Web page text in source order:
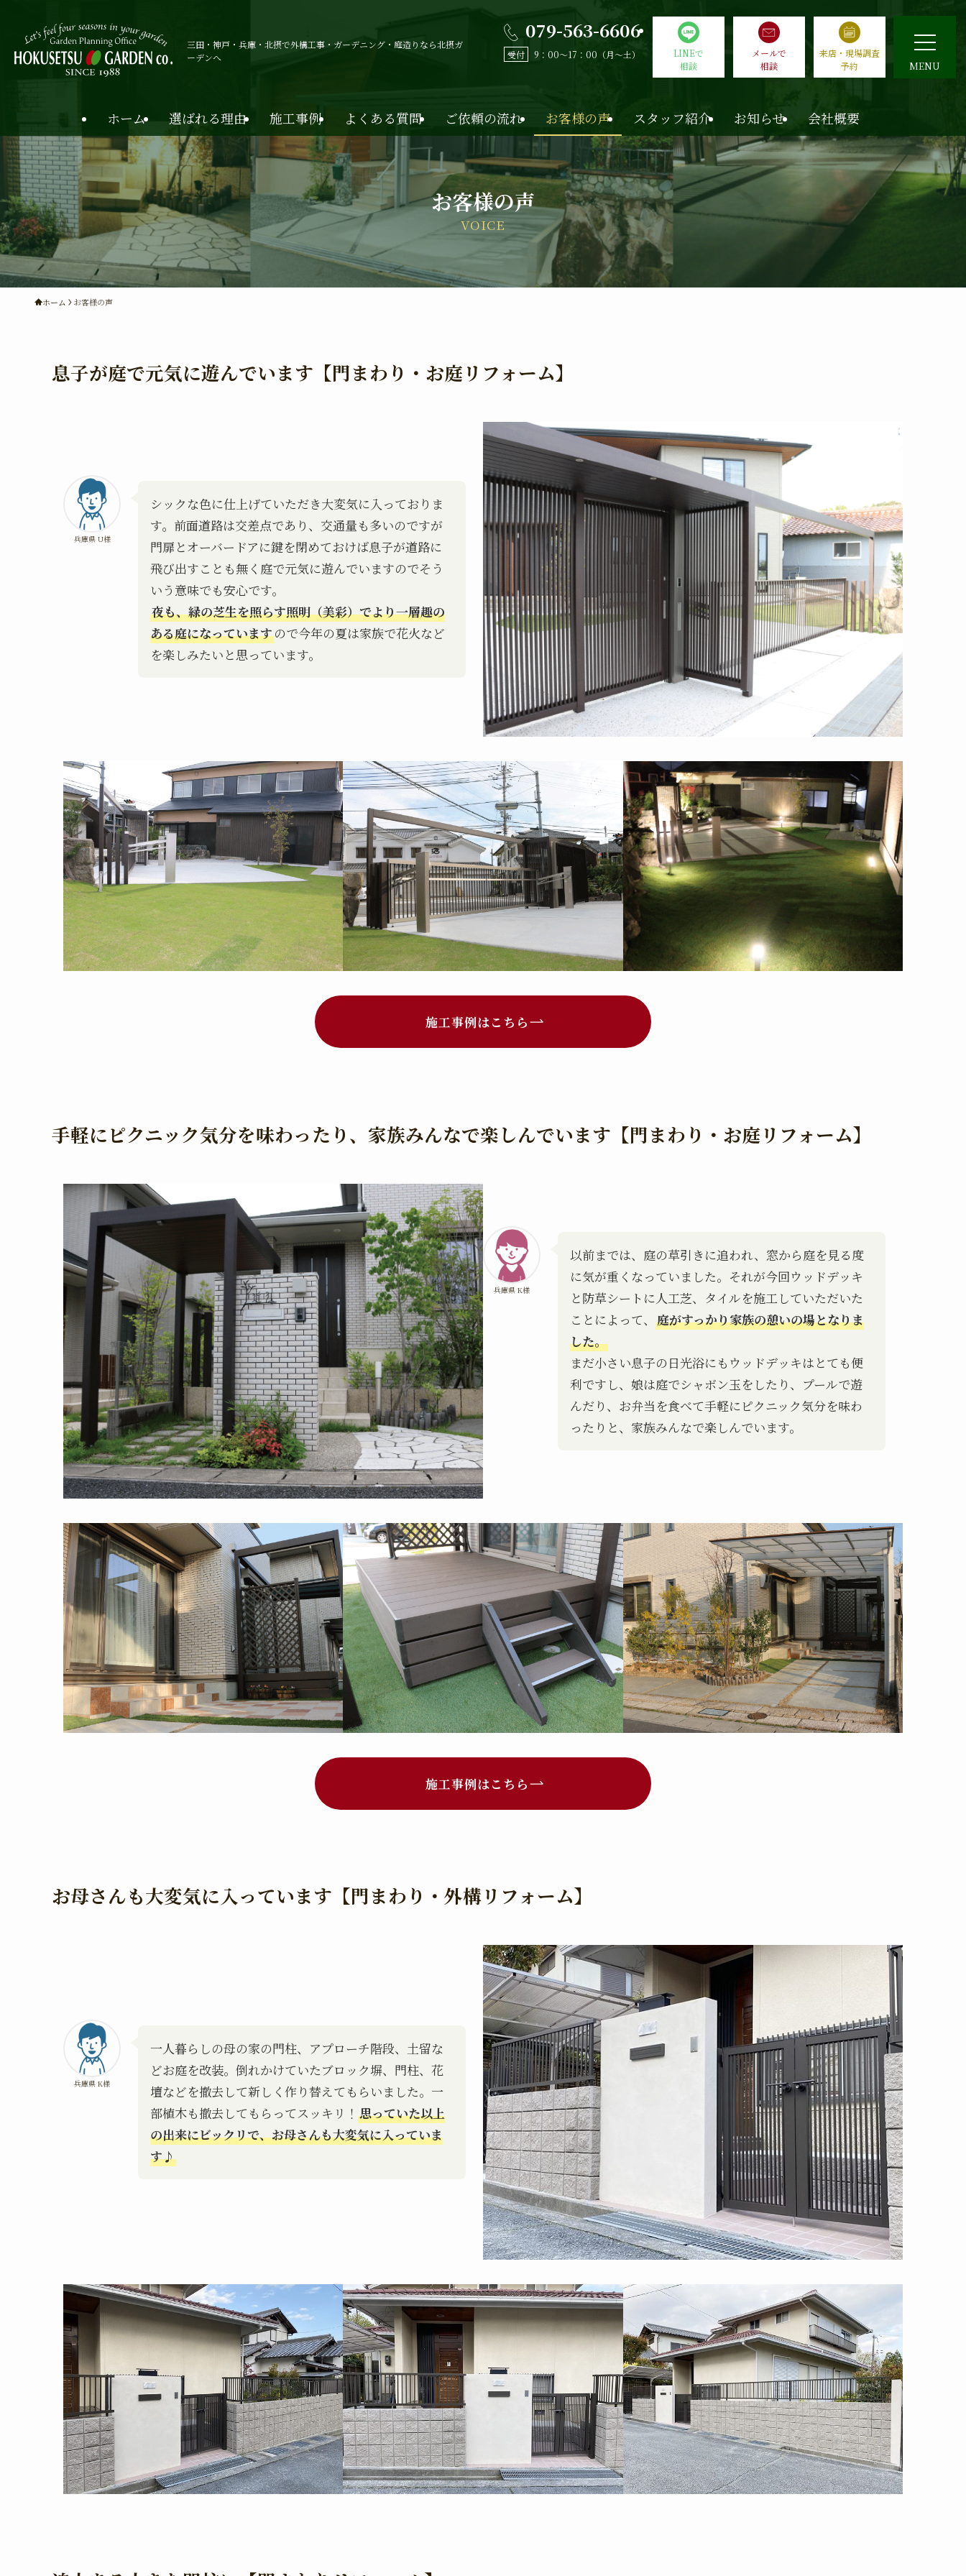
三田・神戸・兵庫・北摂で外構工事・ガーデニング・庭造りなら北摂ガ
ーデンへ
079-563-6606
受付 9：00〜17：00（月〜土）
LINEで
相談
メールで
相談
来店・現場調査
予約
ホーム 選ばれる理由 施工事例 よくある質問 ご依頼の流れ お客様の声 スタッフ紹介 お知らせ 会社概要
MENU
お客様の声
VOICE
ホーム お客様の声
息子が庭で元気に遊んでいます【門まわり・お庭リフォーム】
兵庫県 U様
シックな色に仕上げていただき大変気に入っておりま
す。前面道路は交差点であり、交通量も多いのですが
門扉とオーバードアに鍵を閉めておけば息子が道路に
飛び出すことも無く庭で元気に遊んでいますのでそう
いう意味でも安心です。
夜も、緑の芝生を照らす照明（美彩）でより一層趣の
ある庭になっていますので今年の夏は家族で花火など
を楽しみたいと思っています。
施工事例はこちら
手軽にピクニック気分を味わったり、家族みんなで楽しんでいます【門まわり・お庭リフォーム】
兵庫県 K様
以前までは、庭の草引きに追われ、窓から庭を見る度
に気が重くなっていました。それが今回ウッドデッキ
と防草シートに人工芝、タイルを施工していただいた
ことによって、 庭がすっかり家族の憩いの場となりま
した。
まだ小さい息子の日光浴にもウッドデッキはとても便
利ですし、娘は庭でシャボン玉をしたり、プールで遊
んだり、お弁当を食べて手軽にピクニック気分を味わ
ったりと、家族みんなで楽しんでいます。
施工事例はこちら
お母さんも大変気に入っています【門まわり・外構リフォーム】
兵庫県 K様
一人暮らしの母の家の門柱、アプローチ階段、土留な
どお庭を改装。倒れかけていたブロック塀、門柱、花
壇などを撤去して新しく作り替えてもらいました。一
部植木も撤去してもらってスッキリ！ 思っていた以上
の出来にビックリで、お母さんも大変気に入っていま
す♪